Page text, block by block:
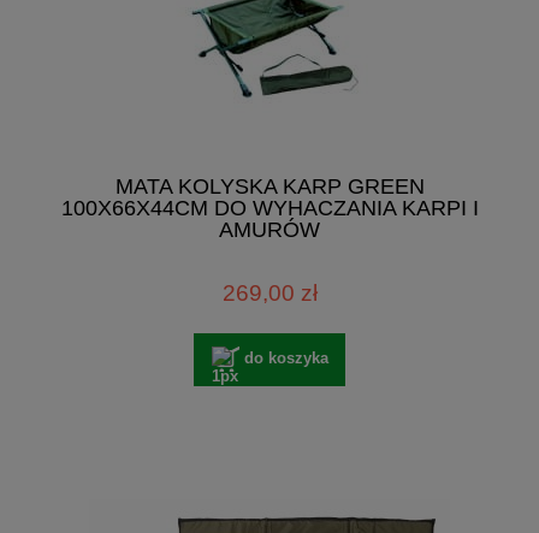
MATA KOLYSKA KARP GREEN
100X66X44CM DO WYHACZANIA KARPI I
AMURÓW
269,00 zł
do koszyka